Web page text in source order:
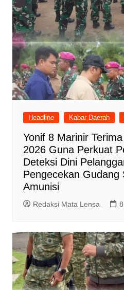
Headline Kabar Daerah
Yonif 8 Marinir
2026 Guna Perkuat
Deteksi Dini
Pengecekan Gudang
Amunisi
Redaksi Mata Lensa